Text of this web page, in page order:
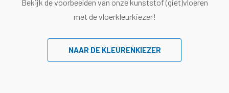
Bekijk de voorbeelden van onze kunststof (giet)vloeren
met de vloerkleurkiezer!
NAAR DE KLEURENKIEZER